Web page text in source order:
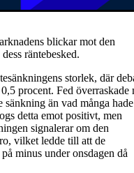
blickar mot den
räntebesked.
storlek, där
procent. Fed överraskade
sänkning än vad många hade
detta emot positivt, men
signalerar om den
vilket ledde till att de
minus under onsdagen då